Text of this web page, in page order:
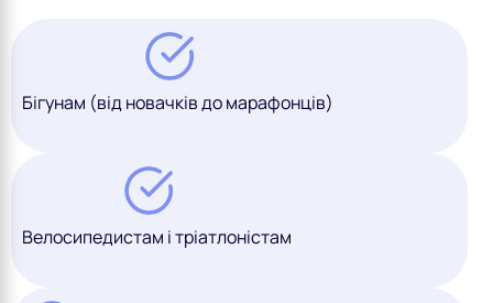
Бігунам (від новачків до марафонців)
Велосипедистам і тріатлоністам